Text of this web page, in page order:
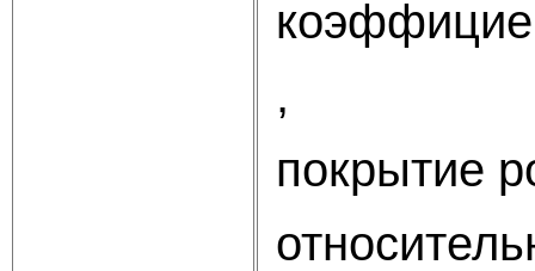
,
покрытие